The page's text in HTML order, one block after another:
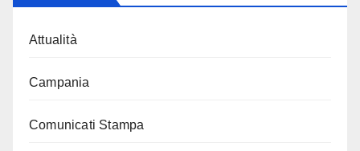
Attualità
Campania
Comunicati Stampa